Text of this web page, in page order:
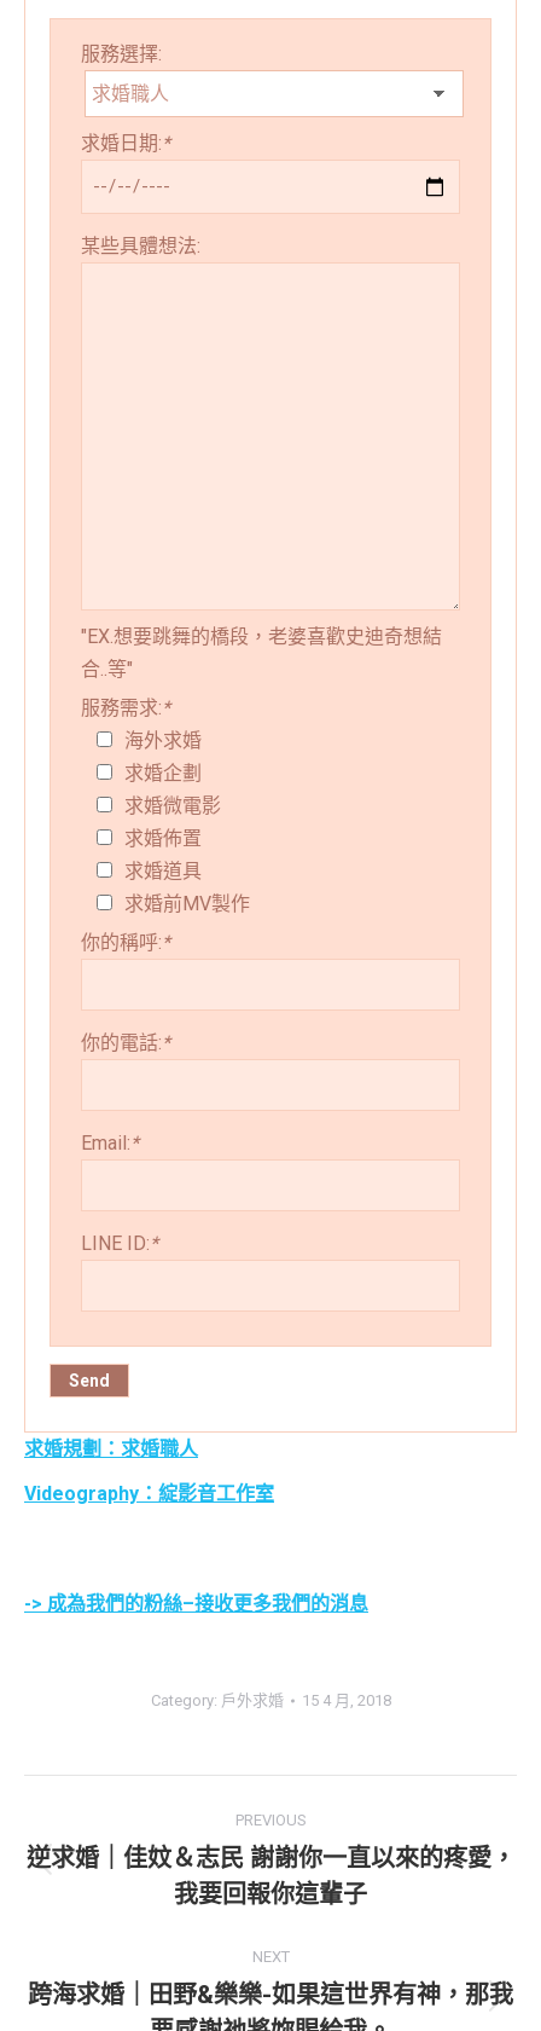
服務選擇:
求婚日期:*
某些具體想法:
"EX.想要跳舞的橋段，老婆喜歡史迪奇想結
合..等"
服務需求:*
海外求婚
求婚企劃
求婚微電影
求婚佈置
求婚道具
求婚前MV製作
你的稱呼:*
你的電話:*
Email:*
LINE ID:*
求婚規劃：求婚職人
Videography：綻影音工作室
-> 成為我們的粉絲–接收更多我們的消息
Category: 戶外求婚 15 4 月, 2018
navigation
PREVIOUS
Previous
project:
逆求婚｜佳妏＆志民 謝謝你一直以來的疼愛，
我要回報你這輩子
NEXT
Next
跨海求婚｜田野&樂樂-如果這世界有神，那我